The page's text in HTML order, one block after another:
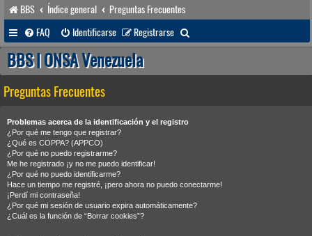
BBS Índice general
Preguntas Frecuentes
FAQ
Identificarse Registrarse
u
BBS | ONSA Venezuela
Preguntas Frecuentes
Problemas acerca de la identificación y el registro
¿Por qué me tengo que registrar?
¿Qué es COPPA? (APPCO)
¿Por qué no puedo registrarme?
Me he registrado ¡y no me puedo identificar!
¿Por qué no puedo identificarme?
Hace un tiempo me registré, ¡pero ahora no puedo conectarme!
¡Perdí mi contraseña!
¿Por qué mi sesión de usuario expira automáticamente?
¿Cuál es la función de “Borrar cookies”?